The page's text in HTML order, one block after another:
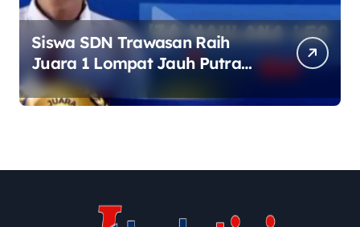
Siswa SDN Trawasan Raih
Juara 1 Lompat Jauh Putra
Tingkat Kecamatan Sumobito
di HUT RI ke-81